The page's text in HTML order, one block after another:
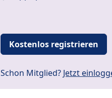
Kostenlos registrieren
Schon Mitglied? Jetzt